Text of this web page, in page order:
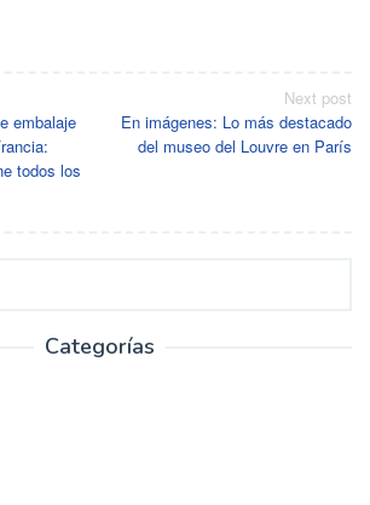
embalaje
todos los
Next post
En imágenes: Lo más destacado
del museo del Louvre en París
Categorías